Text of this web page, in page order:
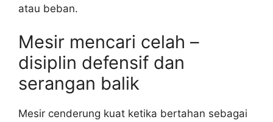
atau beban.
Mesir mencari celah –
disiplin defensif dan
serangan balik
Mesir cenderung kuat ketika bertahan sebagai